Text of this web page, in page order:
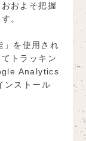
およそ把握
。
」を使用され
トラッキン
Analytics
ンストール